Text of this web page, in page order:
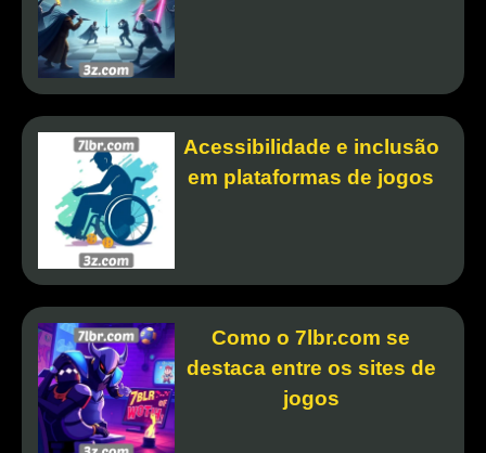
Acessibilidade e inclusão
em plataformas de jogos
Como o 7lbr.com se
destaca entre os sites de
jogos